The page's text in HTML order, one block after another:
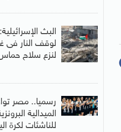
البث
لوقف النار فى
لنزع سلاح
رسميا.. مصر
الميدالية
للناشئات لكرة